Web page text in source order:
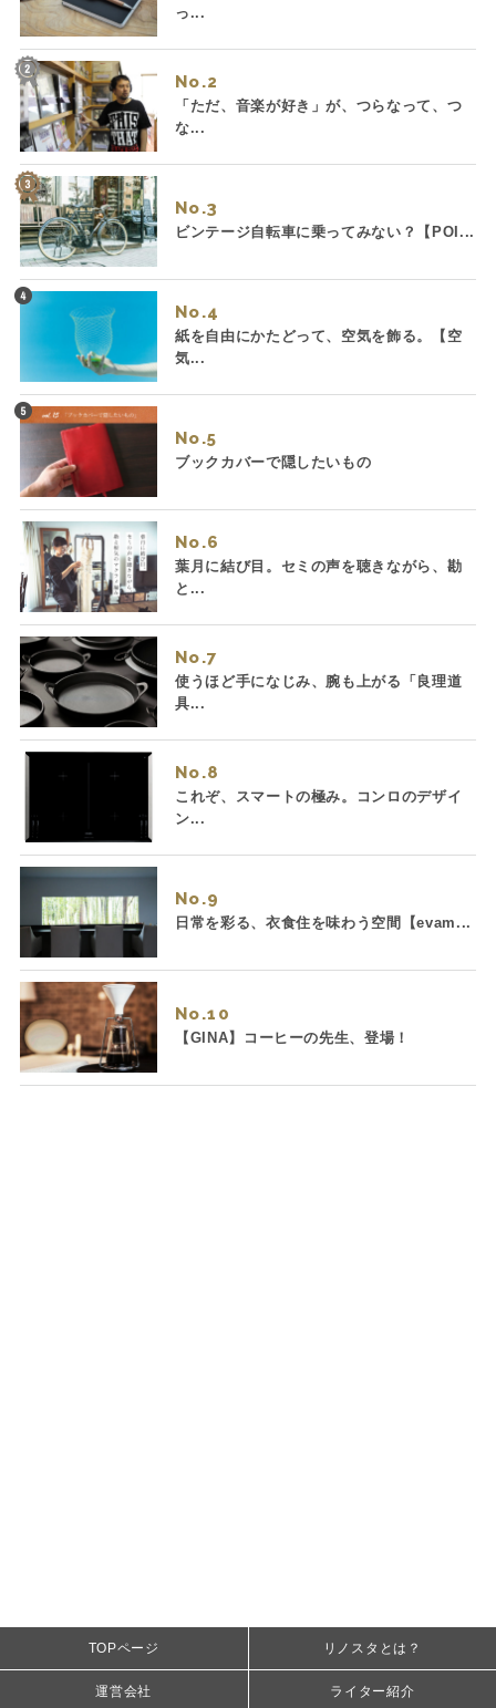
っ...
No.
「ただ、音楽が好き」が、つらなって、つ
な...
No.
ビンテージ自転車に乗ってみない？【POI...
No.
紙を自由にかたどって、空気を飾る。【空
気...
No.
ブックカバーで隠したいもの
No.
葉月に結び目。セミの声を聴きながら、勘
と...
No.
使うほど手になじみ、腕も上がる「良理道
具...
No.
これぞ、スマートの極み。コンロのデザイ
ン...
No.
日常を彩る、衣食住を味わう空間【evam...
No.
【GINA】コーヒーの先生、登場！
TOPページ リノスタとは？
運営会社 ライター紹介